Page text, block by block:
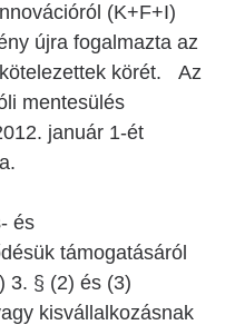
(K+F+I)
újra fogalmazta az
körét. Az
mentesülés
január 1-ét
és
támogatásáról
3. § (2) és (3)
kisvállalkozásnak